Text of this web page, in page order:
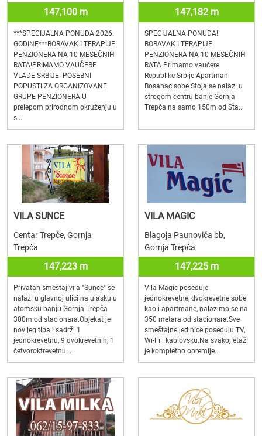
147,100 m
***SPECIJALNA PONUDA 2026.
GODINE***BORAVAK I TERAPIJE
PENZIONERA NA 10 MESEČNIH
RATA!PRIMAMO VAUČERE
VLADE SRBIJE! POSEBNI
POPUSTI ZA ORGANIZOVANE
GRUPE PENZIONERA.U
prelepom prirodnom okruženju u
s...
147,182 m
SPECIJALNA PONUDA!
BORAVAK I TERAPIJE
PENZIONERA NA 10 MESEČNIH
RATA Primamo vaučere
Republike Srbije Apartmani
Bosanac sobe Stoja se nalazi u
strogom centru banje Gornja
Trepča na samo 150m od Sta...
VILA SUNCE
Centar Trepče, Gornja
Trepča
147,223 m
Privatan smeštaj vila "Sunce" se
nalazi u glavnoj ulici na ulasku u
atomsku banju Gornja Trepča
300m od stacionara.Objekat je
novijeg tipa i sadrži 1
jednokrevetnu, 9 dvokrevetnih, 1
četvoroktrevetnu...
VILA MAGIC
Blagoja Paunovića bb,
Gornja Trepča
147,225 m
Vila Magic poseduje
jednokrevetne, dvokrevetne sobe
kao i apartmane, nalazimo se na
350 metara od stacionara.Sve
smeštajne jedinice poseduju TV,
Wi-Fi i kablovsku.Na svakoj etaži
je kompletno opremlje...